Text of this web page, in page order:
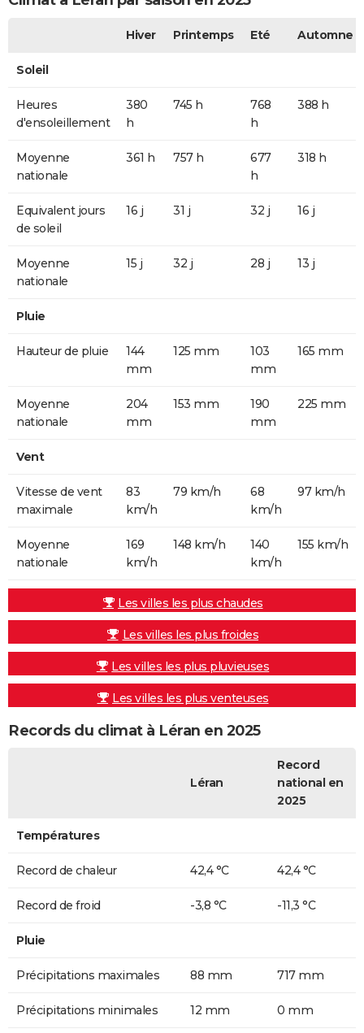
Hiver Printemps Eté Automne
Soleil
Heures
d'ensoleillement
380
h
745 h
768
h
388 h
Moyenne
nationale
361 h 757 h
677
h
318 h
Equivalent jours
de soleil
16 j 31 j 32 j 16 j
Moyenne
nationale
15 j 32 j 28 j 13 j
Pluie
Hauteur de pluie
144
mm
125 mm
103
mm
165 mm
Moyenne
nationale
204
mm
153 mm
190
mm
225 mm
Vent
Vitesse de vent
maximale
83
km/h
79 km/h
68
km/h
97 km/h
Moyenne
nationale
169
km/h
148 km/h
140
km/h
155 km/h
Les villes les plus chaudes
Les villes les plus froides
Les villes les plus pluvieuses
Les villes les plus venteuses
Records du climat à Léran en 2025
Léran
Record
national en
2025
Températures
Record de chaleur 42,4 °C 42,4 °C
Record de froid -3,8 °C -11,3 °C
Pluie
Précipitations maximales 88 mm 717 mm
Précipitations minimales 12 mm 0 mm